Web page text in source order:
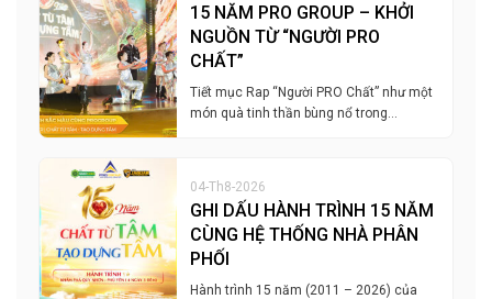
15 NĂM PRO GROUP – KHỞI
NGUỒN TỪ “NGƯỜI PRO
CHẤT”
Tiết mục Rap “Người PRO Chất” như một
món quà tinh thần bùng nổ trong…
04-Th8-2026
GHI DẤU HÀNH TRÌNH 15 NĂM
CÙNG HỆ THỐNG NHÀ PHÂN
PHỐI
Hành trình 15 năm (2011 – 2026) của